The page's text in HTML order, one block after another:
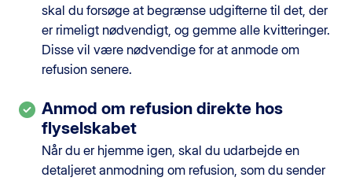
skal du forsøge at begrænse udgifterne til det, der
er rimeligt nødvendigt, og gemme alle kvitteringer.
Disse vil være nødvendige for at anmode om
refusion senere.
Anmod om refusion direkte hos
flyselskabet
Når du er hjemme igen, skal du udarbejde en
detaljeret anmodning om refusion, som du sender